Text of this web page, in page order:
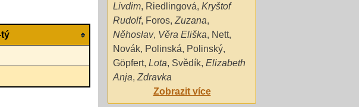
tý
Livdim, Riedlingová, Kryštof
Rudolf, Foros, Zuzana,
Něhoslav, Věra Eliška, Nett,
Novák, Polinská, Polinský,
Göpfert, Lota, Svědík, Elizabeth
Anja, Zdravka
Zobrazit více